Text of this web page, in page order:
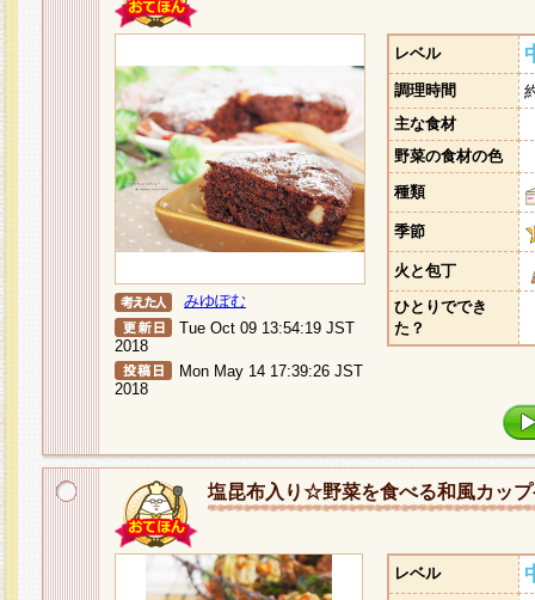
みゆぽむ
Tue Oct 09 13:54:19 JST
2018
Mon May 14 17:39:26 JST
2018
レベル
調理時間
主な食材
野菜の食材の色
種類
季節
火と包丁
ひとりででき
た？
塩昆布入り☆野菜を食べる和風カッ
レベル